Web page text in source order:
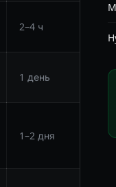
2–4 ч
1 день
1–2 дня